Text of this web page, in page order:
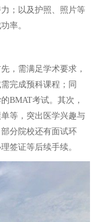
；以及护照、照片等
率。
，需满足学术要求，
完成预科课程；同
BMAT考试。其次，
等，突出医学兴趣与
分院校还有面试环
签证等后续手续。